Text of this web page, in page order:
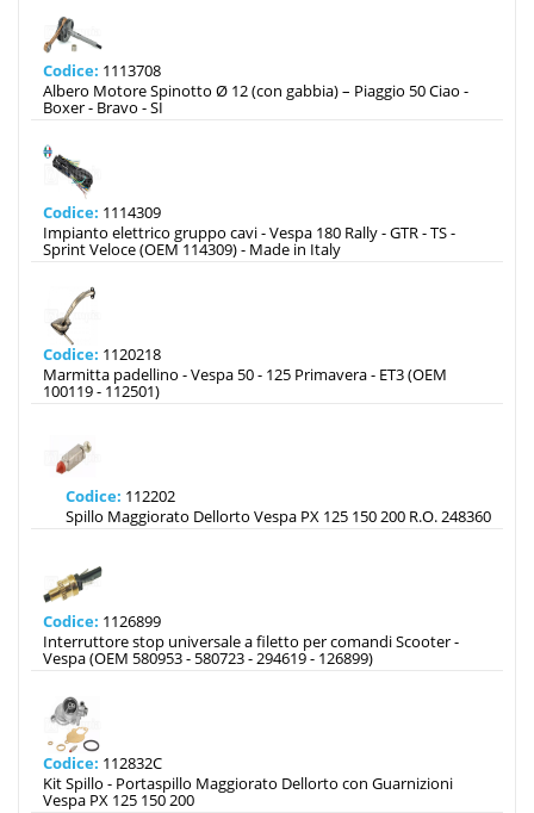
Codice: 1113708
Albero Motore Spinotto Ø 12 (con gabbia) – Piaggio 50 Ciao -
Boxer - Bravo - SI
Codice: 1114309
Impianto elettrico gruppo cavi - Vespa 180 Rally - GTR - TS -
Sprint Veloce (OEM 114309) - Made in Italy
Codice: 1120218
Marmitta padellino - Vespa 50 - 125 Primavera - ET3 (OEM
100119 - 112501)
Codice: 112202
Spillo Maggiorato Dellorto Vespa PX 125 150 200 R.O. 248360
Codice: 1126899
Interruttore stop universale a filetto per comandi Scooter -
Vespa (OEM 580953 - 580723 - 294619 - 126899)
Codice: 112832C
Kit Spillo - Portaspillo Maggiorato Dellorto con Guarnizioni
Vespa PX 125 150 200